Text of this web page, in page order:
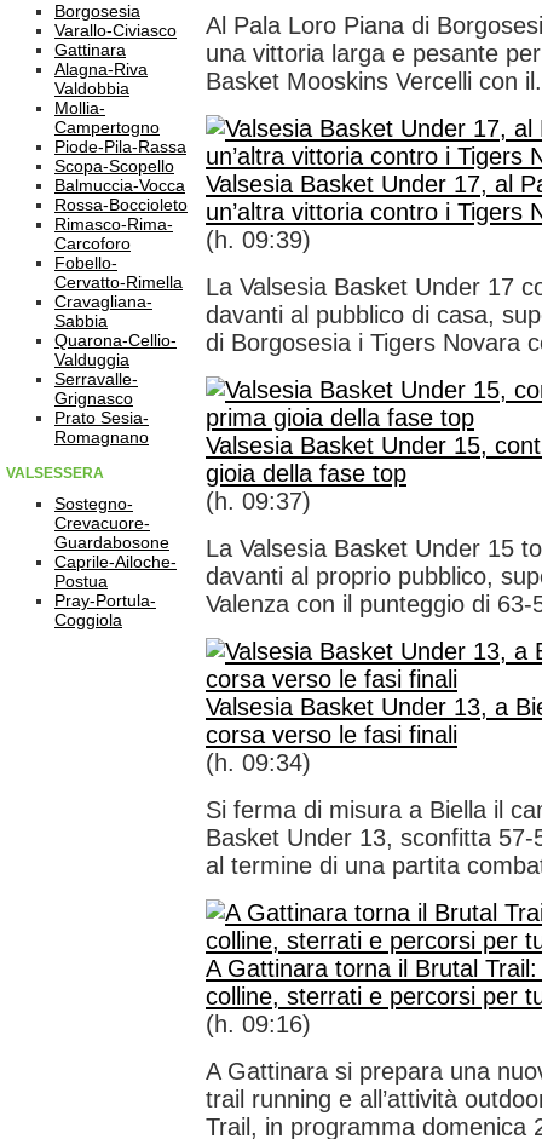
Borgosesia
Varallo-Civiasco
Gattinara
Alagna-Riva
Valdobbia
Mollia-
Campertogno
Piode-Pila-Rassa
Scopa-Scopello
Balmuccia-Vocca
Rossa-Boccioleto
Rimasco-Rima-
Carcoforo
Fobello-
Cervatto-Rimella
Cravagliana-
Sabbia
Quarona-Cellio-
Valduggia
Serravalle-
Grignasco
Prato Sesia-
Romagnano
VALSESSERA
Sostegno-
Crevacuore-
Guardabosone
Caprile-Ailoche-
Postua
Pray-Portula-
Coggiola
Al Pala Loro Piana di
una vittoria larga e pesante
Basket Mooskins Vercelli con
Valsesia Basket Under 17, al
un’altra vittoria contro i Tigers
(h. 09:39)
La Valsesia Basket Under 17
davanti al pubblico di casa,
di Borgosesia i Tigers Novara
Valsesia Basket Under 15,
gioia della fase top
(h. 09:37)
La Valsesia Basket Under 15
davanti al proprio pubblico,
Valenza con il punteggio di 63-
Valsesia Basket Under 13, a
corsa verso le fasi finali
(h. 09:34)
Si ferma di misura a Biella il
Basket Under 13, sconfitta 57-
al termine di una partita
A Gattinara torna il Brutal
colline, sterrati e percorsi per
(h. 09:16)
A Gattinara si prepara una
trail running e all’attività
Trail, in programma domenica